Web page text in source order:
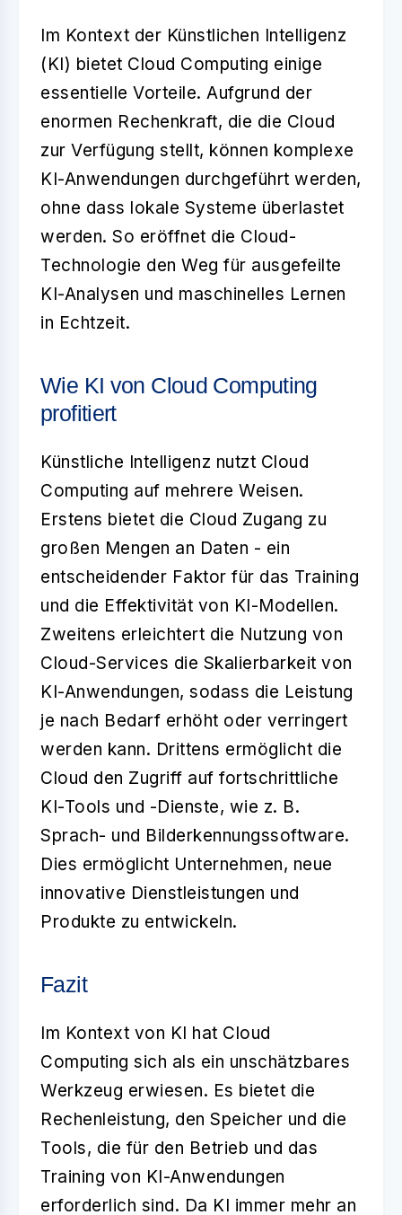
Im Kontext der Künstlichen Intelligenz
(KI) bietet Cloud Computing einige
essentielle Vorteile. Aufgrund der
enormen Rechenkraft, die die Cloud
zur Verfügung stellt, können komplexe
KI-Anwendungen durchgeführt werden,
ohne dass lokale Systeme überlastet
werden. So eröffnet die Cloud-
Technologie den Weg für ausgefeilte
KI-Analysen und maschinelles Lernen
in Echtzeit.
Wie KI von Cloud Computing
profitiert
Künstliche Intelligenz nutzt Cloud
Computing auf mehrere Weisen.
Erstens bietet die Cloud Zugang zu
großen Mengen an Daten - ein
entscheidender Faktor für das Training
und die Effektivität von KI-Modellen.
Zweitens erleichtert die Nutzung von
Cloud-Services die Skalierbarkeit von
KI-Anwendungen, sodass die Leistung
je nach Bedarf erhöht oder verringert
werden kann. Drittens ermöglicht die
Cloud den Zugriff auf fortschrittliche
KI-Tools und -Dienste, wie z. B.
Sprach- und Bilderkennungssoftware.
Dies ermöglicht Unternehmen, neue
innovative Dienstleistungen und
Produkte zu entwickeln.
Fazit
Im Kontext von KI hat Cloud
Computing sich als ein unschätzbares
Werkzeug erwiesen. Es bietet die
Rechenleistung, den Speicher und die
Tools, die für den Betrieb und das
Training von KI-Anwendungen
erforderlich sind. Da KI immer mehr an